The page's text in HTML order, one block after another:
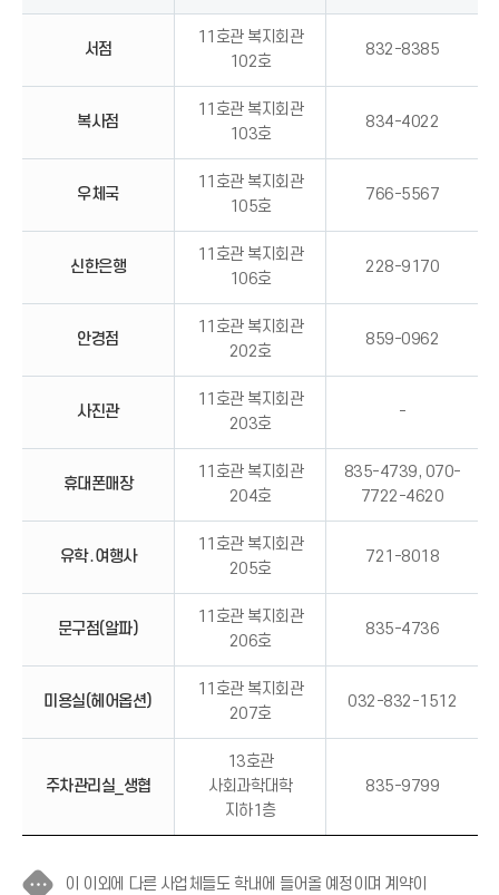
서점
11호관 복지회관
102호
832-8385
복사점
11호관 복지회관
103호
834-4022
우체국
11호관 복지회관
105호
766-5567
신한은행
11호관 복지회관
106호
228-9170
안경점
11호관 복지회관
202호
859-0962
사진관
11호관 복지회관
203호
-
휴대폰매장
11호관 복지회관
204호
835-4739, 070-
7722-4620
유학․여행사
11호관 복지회관
205호
721-8018
문구점(알파)
11호관 복지회관
206호
835-4736
미용실(헤어옵션)
11호관 복지회관
207호
032-832-1512
주차관리실_생협
13호관
사회과학대학
지하1층
835-9799
이 이외에 다른 사업체들도 학내에 들어올 예정이며 계약이